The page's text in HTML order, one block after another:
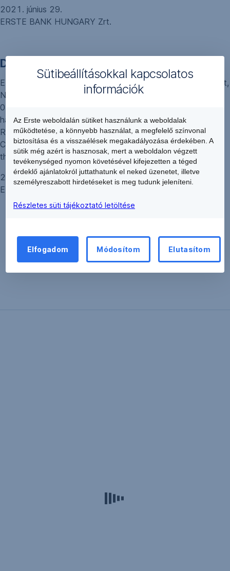
2021. június 29.
ERSTE BANK HUNGARY Zrt.
Disclosure related to credit rating action
ERSTE BANK HUNGARY Zrt. (Head office: 1138 Budapest,
Népfürdő u. 24-26.; Company register number: Cg. 01-10-
041054) (”Company”) hereby discloses that Fitch Ratings
has affirmed the Company‘s Long-Term Issuer Default
Rating (IDR) at ‘BBB+’ with a Stable Outlook and the
Company’s Short-Term IDR at ‘F1’. Fitch has also affirmed
the Viability Rating (VR) of the Company at ‘bb+’.
29 June 2021
ERSTE BANK HUNGARY Zrt.
Sütibeállításokkal kapcsolatos
információk
Az Erste weboldalán sütiket használunk a weboldalak
működtetése, a könnyebb használat, a megfelelő színvonal
biztosítása és a visszaélések megakadályozása érdekében. A
sütik még azért is hasznosak, mert a weboldalon végzett
tevékenységed nyomon követésével kifejezetten a téged
érdeklő ajánlatokról juttathatunk el neked üzenetet, illetve
személyreszabott hirdetéseket is meg tudunk jeleníteni.
Részletes süti tájékoztató letöltése
Elfogadom Módosítom Elutasítom